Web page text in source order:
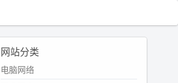
网站分类
电脑网络